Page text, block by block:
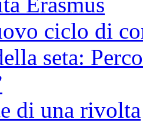
ciclo di
seta:
di una rivolta